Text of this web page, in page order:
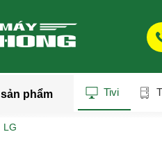
Tivi
sản phẩm
LG